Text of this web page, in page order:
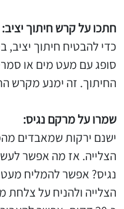
חתכו על קרש חיתוך יציב:
כדי להבטיח חיתוך יציב,
סופג עם מעט מים או
החיתוך. זה ימנע מקרש
שמרו על מרקם נגיס:
ישנם ירקות שמאבדים
הצלייה. אז מה אפשר
נגיס? אפשר להמליח מעט
הצלייה ולהניח על צלחת